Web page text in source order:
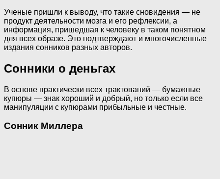
Ученые пришли к выводу, что такие сновидения — не
продукт деятельности мозга и его рефлексии, а
информация, пришедшая к человеку в таком понятном
для всех образе. Это подтверждают и многочисленные
издания сонников разных авторов.
Сонники о деньгах
В основе практически всех трактований — бумажные
купюры — знак хороший и добрый, но только если все
манипуляции с купюрами прибыльные и честные.
Сонник Миллера